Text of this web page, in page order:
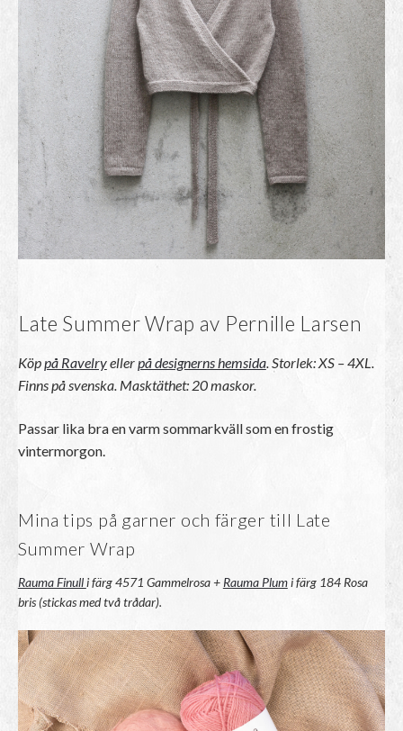
Late Summer Wrap av Pernille Larsen
Köppå Ravelryellerpå designerns hemsida.Storlek: XS – 4XL.
Finns på svenska. Masktäthet: 20 maskor.
Passar lika bra en varm sommarkväll som en frostig
vintermorgon.
Mina tips på garner och färger till Late
Summer Wrap
Rauma Finulli färg 4571 Gammelrosa + Rauma Plumi färg 184 Rosa
bris (stickas med två trådar).